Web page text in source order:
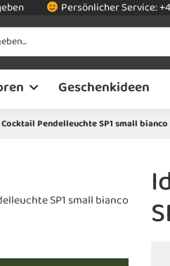
Persönlicher Service:
Geschenkideen
Pendelleuchte SP1 small bianco